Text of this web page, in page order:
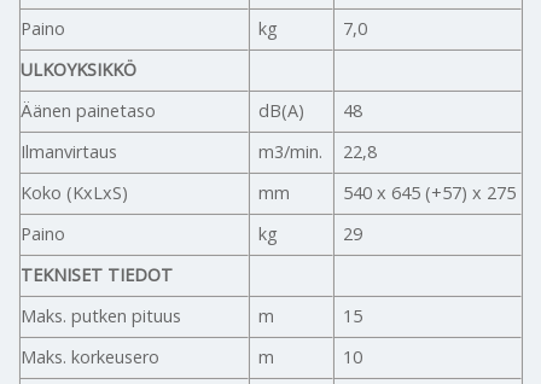
Paino
kg
7,0
ULKOYKSIKKÖ
Äänen painetaso
dB(A)
48
Ilmanvirtaus
m3/min.
22,8
Koko (KxLxS)
mm
540 x 645 (+57) x 275
Paino
kg
29
TEKNISET TIEDOT
Maks. putken pituus
m
15
Maks. korkeusero
m
10